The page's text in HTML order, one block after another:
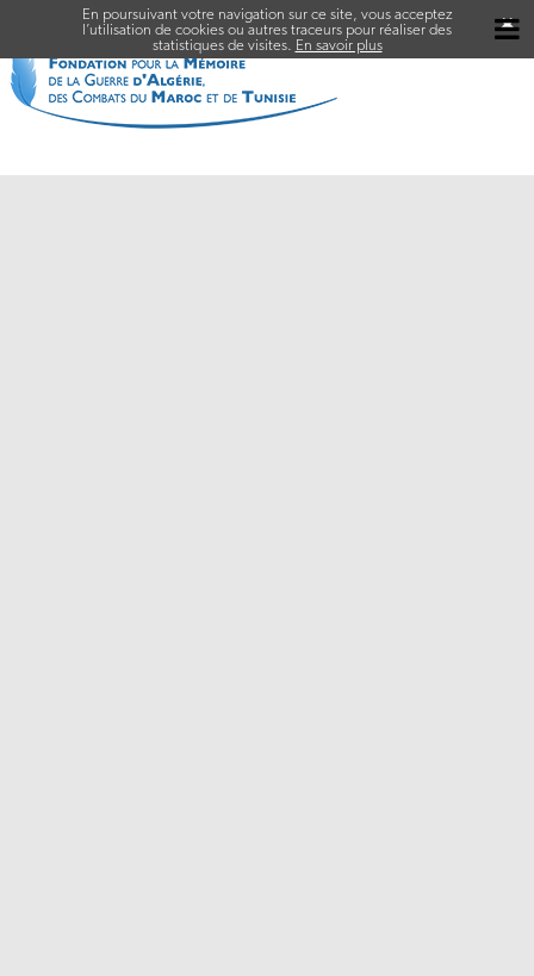
En poursuivant votre navigation sur ce site, vous acceptez
l’utilisation de cookies ou autres traceurs pour réaliser des
statistiques de visites. En savoir plus
✖